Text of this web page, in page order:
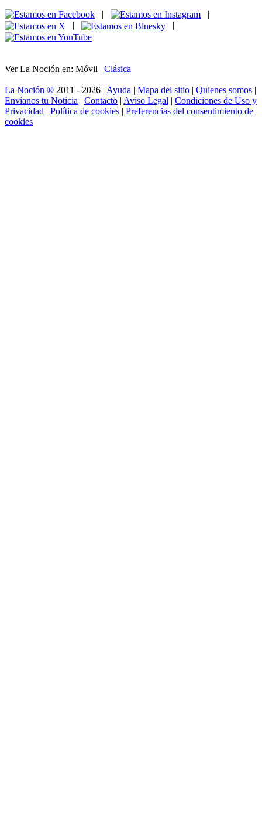
|
|
|
|
Ver La Noción en: Móvil | Clásica
La Noción ® 2011 - 2026 | Ayuda | Mapa del sitio | Quienes somos |
Envíanos tu Noticia | Contacto | Aviso Legal | Condiciones de Uso y
Privacidad | Política de cookies | Preferencias del consentimiento de
cookies